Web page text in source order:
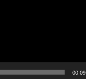
00:09